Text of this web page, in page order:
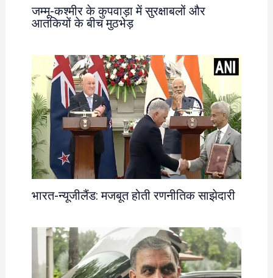
जम्मू-कश्मीर के कुपवाड़ा में सुरक्षाबलों और
आतंकियों के बीच मुठभेड़
भारत-न्यूजीलैंड: मजबूत होती रणनीतिक साझेदारी